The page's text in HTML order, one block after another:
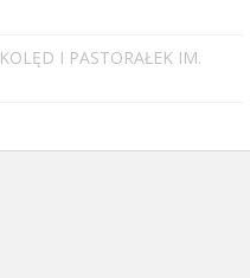
I PASTORAŁEK IM.